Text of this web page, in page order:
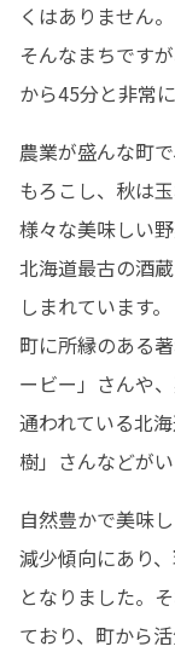
くはありません。
そんなまちです
から45分と非常
農業が盛んな町
もろこし、秋は
様々な美味しい
北海道最古の酒
しまれています。
町に所縁のある
ービー」さんや
通われている北
樹」さんなどが
自然豊かで美味
減少傾向にあり
となりました。
ており、町から